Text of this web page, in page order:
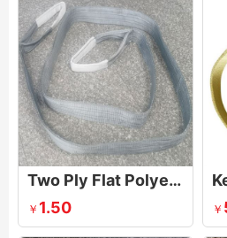
Two Ply Flat Polyester Web Sling Belt
￥ 1.50 ￥